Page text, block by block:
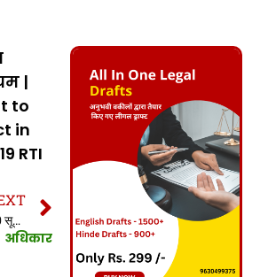
|
to
in
RTI
धारा 20 सूचना का अधिकार अधिनियम | Section 20 Right to Information Act in hindi | Section 20 RTI Act in hindi